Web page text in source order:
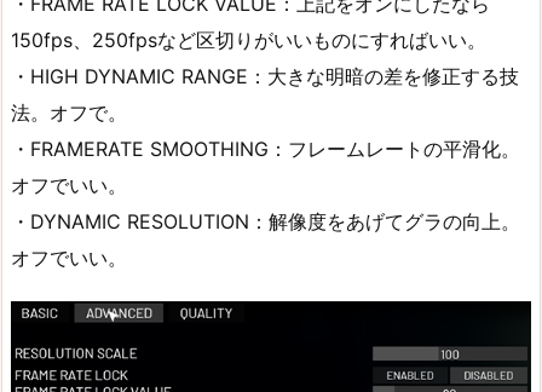
150fps、250fpsなど区切りがいいものにすればいい。
・HIGH DYNAMIC RANGE：大きな明暗の差を修正する技
法。オフで。
・FRAMERATE SMOOTHING：フレームレートの平滑化。
オフでいい。
・DYNAMIC RESOLUTION：解像度をあげてグラの向上。
オフでいい。